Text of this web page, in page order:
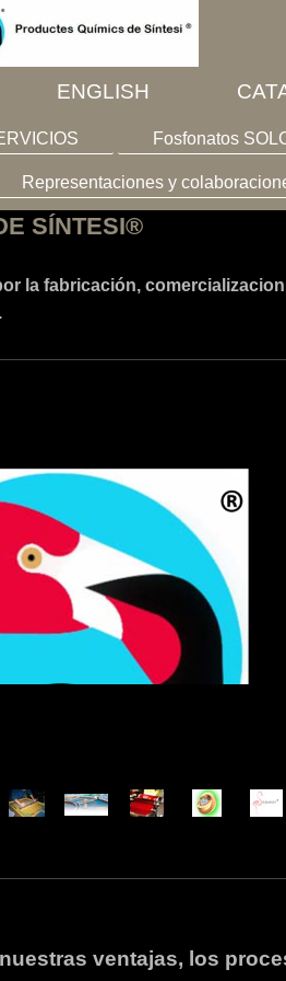
ENGLISH
Fosfonatos
Representaciones y
SÍNTESI®
la fabricación,
ventajas, los